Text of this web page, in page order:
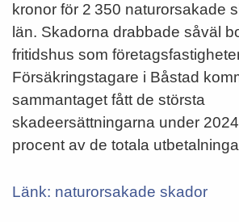
kronor för 2 350 naturorsakade
län. Skadorna drabbade såväl
fritidshus som
Försäkringstagare i Båstad
sammantaget fått de största
skadeersättningarna under
procent av de totala
Länk: naturorsakade skador